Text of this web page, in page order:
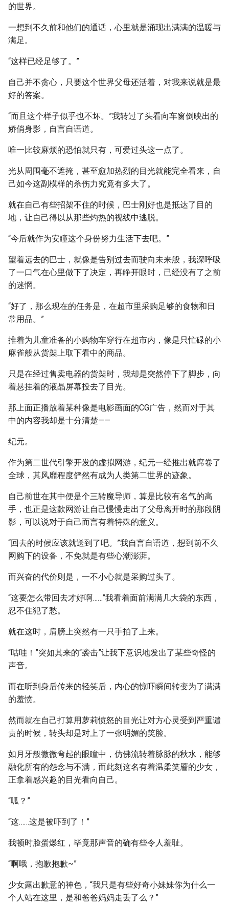
的世界。
一想到不久前和他们的通话，心里就是涌现出满满的温暖与
满足。
“这样已经足够了。”
自己并不贪心，只要这个世界父母还活着，对我来说就是最
好的答案。
“而且这个样子似乎也不坏。”我转过了头看向车窗倒映出的
娇俏身影，自言自语道。
唯一比较麻烦的恐怕就只有，可爱过头这一点了。
光从周围毫不遮掩，甚至愈加热烈的目光就能完全看来，自
己如今这副模样的杀伤力究竟有多大了。
就在自己有些招架不住的时候，巴士刚好也是抵达了目的
地，让自己得以从那些灼热的视线中逃脱。
“今后就作为安瞳这个身份努力生活下去吧。”
望着远去的巴士，就像是告别过去而驶向未来般，我深呼吸
了一口气在心里做下了决定，再睁开眼时，已经没有了之前
的迷惘。
“好了，那么现在的任务是，在超市里采购足够的食物和日
常用品。”
推着为儿童准备的小购物车穿行在超市内，像是只忙碌的小
麻雀般从货架上取下看中的商品。
只是在经过售卖电器的货架时，我却是突然停下了脚步，向
着悬挂着的液晶屏幕投去了目光。
那上面正播放着某种像是电影画面的CG广告，然而对于其
中的内容我却是十分清楚——
纪元。
作为第二世代引擎开发的虚拟网游，纪元一经推出就席卷了
全球，其风靡程度俨然有成为人类第二世界的迹象。
自己前世在其中便是个三转魔导师，算是比较有名气的高
手，也正是这款网游让自己慢慢走出了父母离开时的那段阴
影，可以说对于自己而言有着特殊的意义。
“回去的时候应该就送到了吧。”我自言自语道，想到前不久
网购下的设备，不免就是有些心潮澎湃。
而兴奋的代价则是，一不小心就是采购过头了。
“这要怎么带回去才好啊……”我看着面前满满几大袋的东西，
忍不住犯了愁。
就在这时，肩膀上突然有一只手拍了上来。
“咕哇！”突如其来的“袭击”让我下意识地发出了某些奇怪的
声音。
而在听到身后传来的轻笑后，内心的惊吓瞬间转变为了满满
的羞愤。
然而就在自己打算用萝莉愤怒的目光让对方心灵受到严重谴
责的时候，转头却是对上了一张明媚的笑脸。
如月牙般微微弯起的眼瞳中，仿佛流转着脉脉的秋水，能够
融化所有的怨念与不满，而此刻这名有着温柔笑靥的少女，
正拿着感兴趣的目光看向自己。
“呱？”
“这……这是被吓到了！”
我顿时脸蛋爆红，毕竟那声音的确有些令人羞耻。
“啊哦，抱歉抱歉~”
少女露出歉意的神色，“我只是有些好奇小妹妹你为什么一
个人站在这里，是和爸爸妈妈走丢了么？”